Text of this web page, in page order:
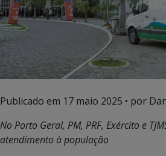
Publicado em 17 maio 2025 • por
No Porto Geral, PM, PRF, Exército e
atendimento à população